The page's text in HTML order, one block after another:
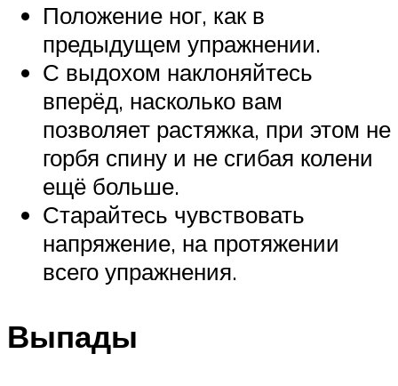
Положение ног, как в
предыдущем упражнении.
С выдохом наклоняйтесь
вперёд, насколько вам
позволяет растяжка, при этом не
горбя спину и не сгибая колени
ещё больше.
Старайтесь чувствовать
напряжение, на протяжении
всего упражнения.
Выпады